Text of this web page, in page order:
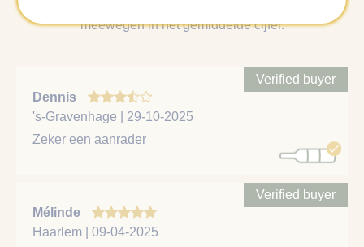
meewegen in het gemiddelde cijfer.
Dennis
's-Gravenhage | 29-10-2025
Verified buyer
Zeker een aanrader
Mélinde
Haarlem | 09-04-2025
Verified buyer